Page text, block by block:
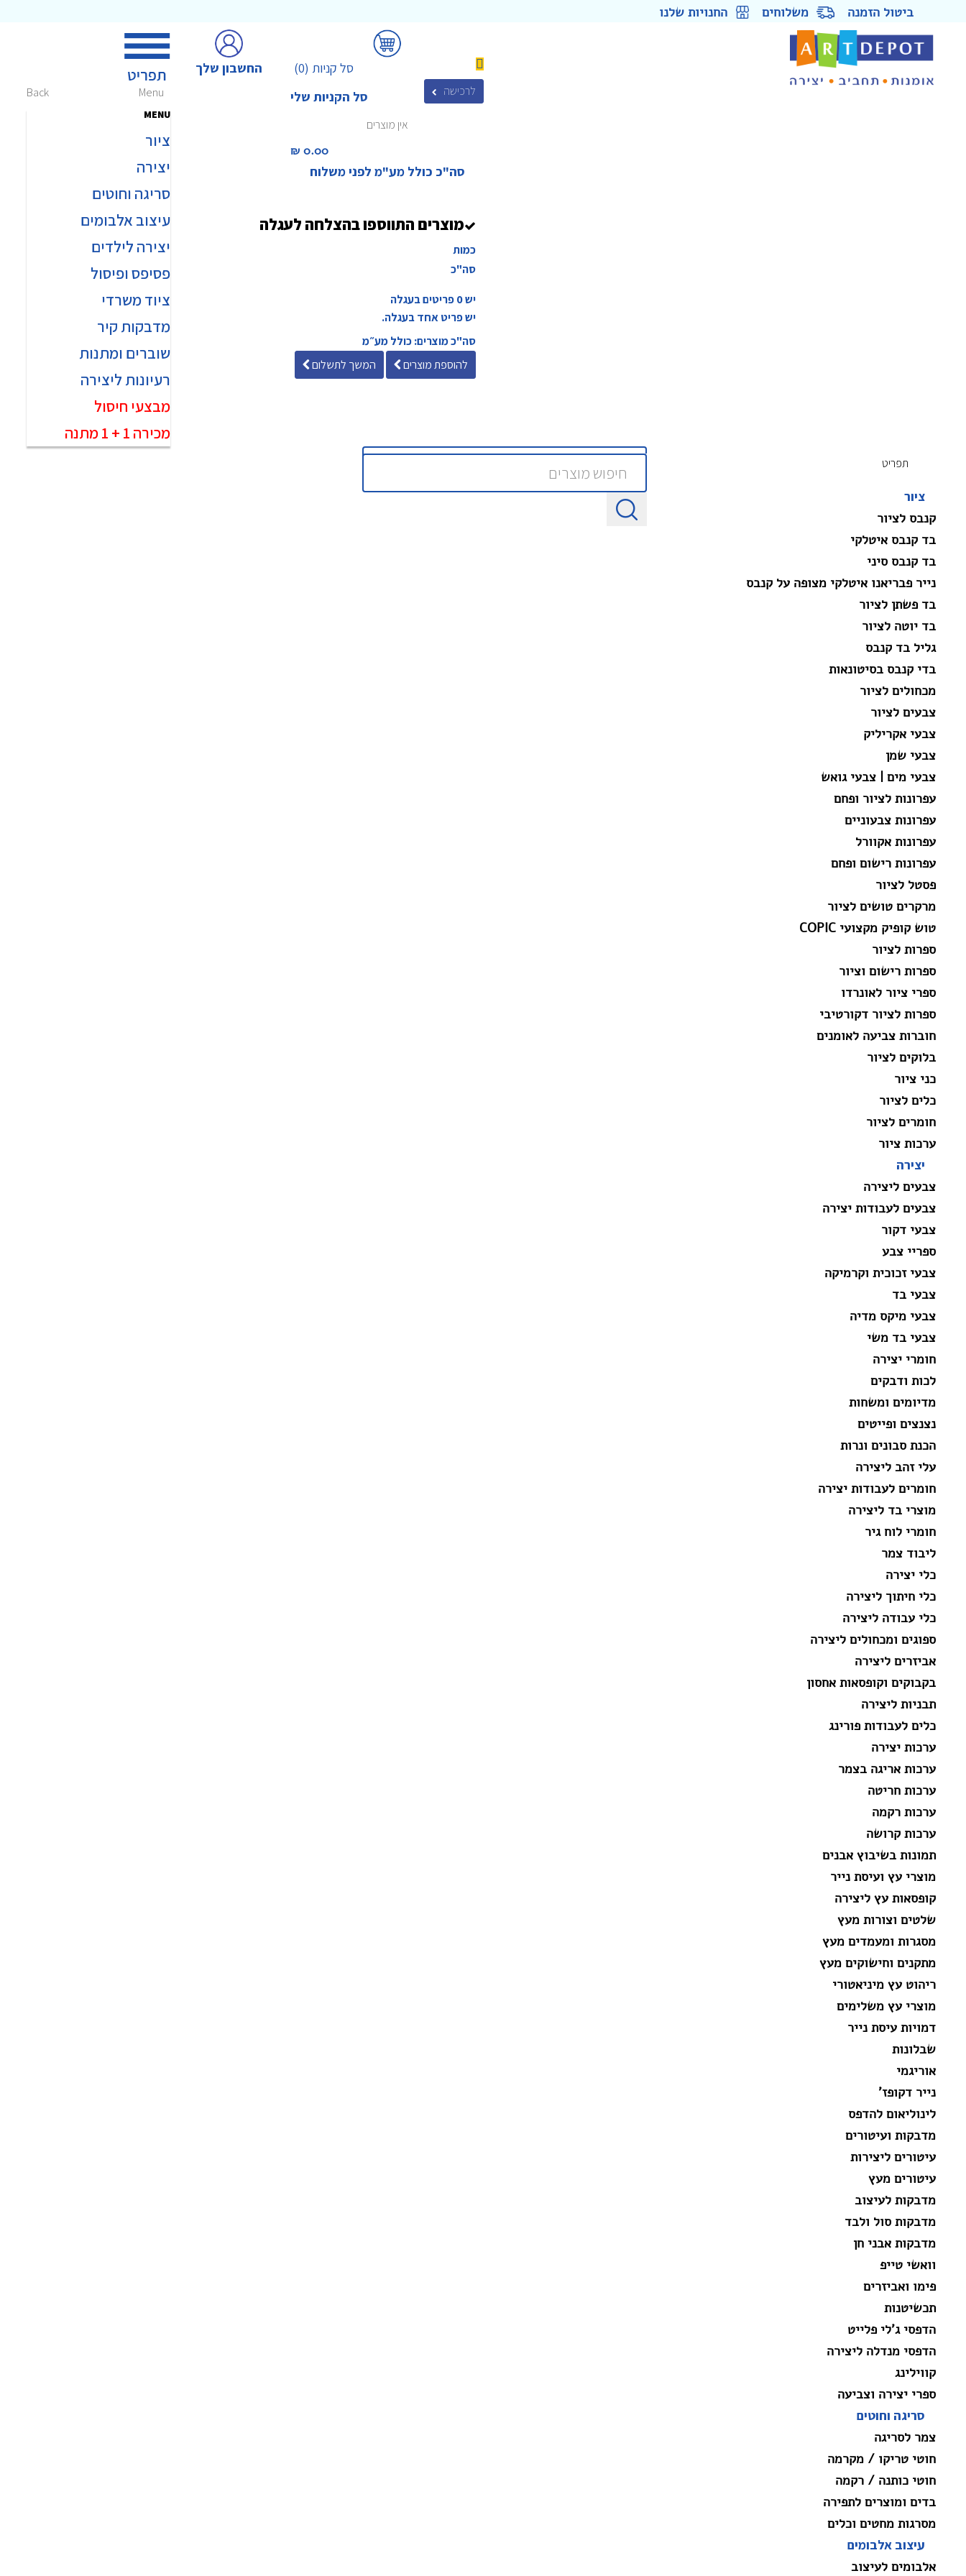
ביטול הזמנה משלוחים החנויות שלנו
Menu
Back
MENU
ציור
יצירה
סריגה וחוטים
עיצוב אלבומים
יצירה לילדים
פסיפס ופיסול
ציוד משרדי
מדבקות קיר
שוברים ומתנות
מבצעי חיסול
רעיונות ליצירה
מכירה 1 + 1 מתנה
החשבון שלך (0) סל קניות
סל הקניות שלי
לרכישה
אין מוצרים
0.00 ₪‎
סה"כ כולל מע"מ לפני משלוח
מוצרים התווספו בהצלחה לעגלה
כמות
סה"כ
יש0פריטים בעגלה
יש פריט אחד בעגלה.
סה"כ מוצרים: כולל מע״מ
להוספת מוצרים
המשך לתשלום
תפריט
ציור
קנבס לציור
בד קנבס איטלקי
בד קנבס סיני
נייר פבריאנו איטלקי מצופה על קנבס
בד פשתן לציור
בד יוטה לציור
גליל בד קנבס
בדי קנבס בסיטונאות
מכחולים לציור
צבעים לציור
צבעי אקריליק
צבעי שמן
צבעי מים | צבעי גואש
עפרונות לציור ופחם
עפרונות צבעוניים
עפרונות אקוורל
עפרונות רישום ופחם
פסטל לציור
מרקרים טושים לציור
טוש קופיק מקצועי COPIC
ספרות לציור
ספרות רישום וציור
ספרי ציור לאונרדו
ספרות לציור דקורטיבי
חוברות צביעה לאומנים
בלוקים לציור
כני ציור
כלים לציור
חומרים לציור
ערכות ציור
יצירה
צבעים ליצירה
צבעים לעבודות יצירה
צבעי דקור
ספריי צבע
צבעי זכוכית וקרמיקה
צבעי בד
צבעי מיקס מדיה
צבעי בד משי
חומרי יצירה
לכות ודבקים
מדיומים ומשחות
נצנצים ופייטים
הכנת סבונים ונרות
עלי זהב ליצירה
חומרים לעבודות יצירה
מוצרי בד ליצירה
חומרי לוח גיר
ליבוד צמר
כלי יצירה
כלי חיתוך ליצירה
כלי עבודה ליצירה
ספוגים ומכחולים ליצירה
אביזרים ליצירה
בקבוקים וקופסאות אחסון
תבניות ליצירה
כלים לעבודות פורינג
ערכות יצירה
ערכות אריגה בצמר
ערכות חריטה
ערכות רקמה
ערכות קרושה
תמונות בשיבוץ אבנים
מוצרי עץ ועיסת נייר
קופסאות עץ ליצירה
שלטים וצורות מעץ
מסגרות ומעמדים מעץ
מתקנים וחישוקים מעץ
ריהוט עץ מיניאטורי
מוצרי עץ משלימים
דמויות עיסת נייר
שבלונות
אוריגמי
נייר דקופז'
לינוליאום להדפס
מדבקות ועיטורים
עיטורים ליצירות
עיטורים מעץ
מדבקות לעיצוב
מדבקות סול ולבד
מדבקות אבני חן
וואשי טייפ
פימו ואביזרים
תכשיטנות
הדפסי ג'לי פלייט
הדפסי מנדלה ליצירה
קווילינג
ספרי יצירה וצביעה
סריגה וחוטים
צמר לסריגה
חוטי טריקו / מקרמה
חוטי כותנה / רקמה
בדים ומוצרים לתפירה
מסרגות מחטים וכלים
עיצוב אלבומים
אלבומים לעיצוב